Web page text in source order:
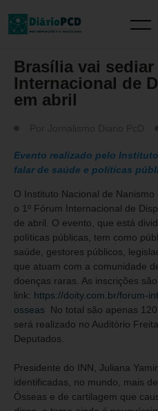
Brasília vai sediar
Internacional de
em abril
Evento realizado pelo
falar de saúde e políticas
O Instituto Nacional de
o 1º Fórum Internacional de
de abril. O evento, que está
políticas públicas, tem como
saúde, gestores públicos,
que atuam com a comunidade
doenças raras. As inscrições
link: https://doity.com.br/forum-
osseas No total são apenas
será realizado no Auditório
Deputados.
Presidente do INN, Juliana
identificadas, no mundo, mais
Ósseas e de cartilagem que